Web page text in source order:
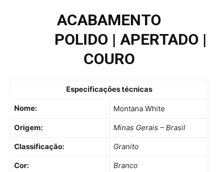
ACABAMENTO
POLIDO | APERTADO |
COURO
Especificações técnicas
Nome: Montana White
Origem: Minas Gerais – Brasil
Classificação: Granito
Cor: Branco